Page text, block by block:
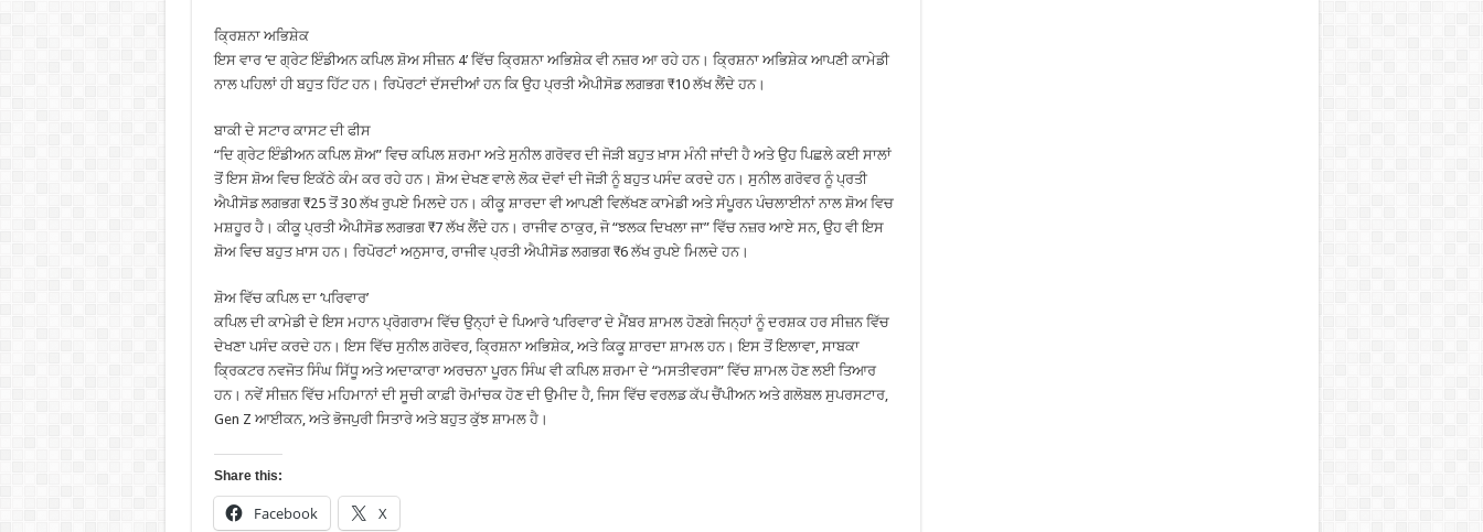
ਕ੍ਰਿਸ਼ਨਾ ਅਭਿਸ਼ੇਕ
ਇਸ ਵਾਰ ‘ਦ ਗ੍ਰੇਟ ਇੰਡੀਅਨ ਕਪਿਲ ਸ਼ੋਅ ਸੀਜ਼ਨ 4’ ਵਿੱਚ ਕ੍ਰਿਸ਼ਨਾ ਅਭਿਸ਼ੇਕ ਵੀ ਨਜ਼ਰ ਆ ਰਹੇ ਹਨ। ਕ੍ਰਿਸ਼ਨਾ ਅਭਿਸ਼ੇਕ ਆਪਣੀ ਕਾਮੇਡੀ
ਨਾਲ ਪਹਿਲਾਂ ਹੀ ਬਹੁਤ ਹਿੱਟ ਹਨ। ਰਿਪੋਰਟਾਂ ਦੱਸਦੀਆਂ ਹਨ ਕਿ ਉਹ ਪ੍ਰਤੀ ਐਪੀਸੋਡ ਲਗਭਗ ₹10 ਲੱਖ ਲੈਂਦੇ ਹਨ।
ਬਾਕੀ ਦੇ ਸਟਾਰ ਕਾਸਟ ਦੀ ਫੀਸ
“ਦਿ ਗ੍ਰੇਟ ਇੰਡੀਅਨ ਕਪਿਲ ਸ਼ੋਅ” ਵਿਚ ਕਪਿਲ ਸ਼ਰਮਾ ਅਤੇ ਸੁਨੀਲ ਗਰੋਵਰ ਦੀ ਜੋੜੀ ਬਹੁਤ ਖ਼ਾਸ ਮੰਨੀ ਜਾਂਦੀ ਹੈ ਅਤੇ ਉਹ ਪਿਛਲੇ ਕਈ ਸਾਲਾਂ
ਤੋਂ ਇਸ ਸ਼ੋਅ ਵਿਚ ਇਕੱਠੇ ਕੰਮ ਕਰ ਰਹੇ ਹਨ। ਸ਼ੋਅ ਦੇਖਣ ਵਾਲੇ ਲੋਕ ਦੋਵਾਂ ਦੀ ਜੋੜੀ ਨੂੰ ਬਹੁਤ ਪਸੰਦ ਕਰਦੇ ਹਨ। ਸੁਨੀਲ ਗਰੋਵਰ ਨੂੰ ਪ੍ਰਤੀ
ਐਪੀਸੋਡ ਲਗਭਗ ₹25 ਤੋਂ 30 ਲੱਖ ਰੁਪਏ ਮਿਲਦੇ ਹਨ। ਕੀਕੂ ਸ਼ਾਰਦਾ ਵੀ ਆਪਣੀ ਵਿਲੱਖਣ ਕਾਮੇਡੀ ਅਤੇ ਸੰਪੂਰਨ ਪੰਚਲਾਈਨਾਂ ਨਾਲ ਸ਼ੋਅ ਵਿਚ
ਮਸ਼ਹੂਰ ਹੈ। ਕੀਕੂ ਪ੍ਰਤੀ ਐਪੀਸੋਡ ਲਗਭਗ ₹7 ਲੱਖ ਲੈਂਦੇ ਹਨ। ਰਾਜੀਵ ਠਾਕੁਰ, ਜੋ “ਝਲਕ ਦਿਖਲਾ ਜਾ” ਵਿੱਚ ਨਜ਼ਰ ਆਏ ਸਨ, ਉਹ ਵੀ ਇਸ
ਸ਼ੋਅ ਵਿਚ ਬਹੁਤ ਖ਼ਾਸ ਹਨ। ਰਿਪੋਰਟਾਂ ਅਨੁਸਾਰ, ਰਾਜੀਵ ਪ੍ਰਤੀ ਐਪੀਸੋਡ ਲਗਭਗ ₹6 ਲੱਖ ਰੁਪਏ ਮਿਲਦੇ ਹਨ।
ਸ਼ੋਅ ਵਿੱਚ ਕਪਿਲ ਦਾ ‘ਪਰਿਵਾਰ’
ਕਪਿਲ ਦੀ ਕਾਮੇਡੀ ਦੇ ਇਸ ਮਹਾਨ ਪ੍ਰੋਗਰਾਮ ਵਿੱਚ ਉਨ੍ਹਾਂ ਦੇ ਪਿਆਰੇ ‘ਪਰਿਵਾਰ’ ਦੇ ਮੈਂਬਰ ਸ਼ਾਮਲ ਹੋਣਗੇ ਜਿਨ੍ਹਾਂ ਨੂੰ ਦਰਸ਼ਕ ਹਰ ਸੀਜ਼ਨ ਵਿੱਚ
ਦੇਖਣਾ ਪਸੰਦ ਕਰਦੇ ਹਨ। ਇਸ ਵਿੱਚ ਸੁਨੀਲ ਗਰੋਵਰ, ਕ੍ਰਿਸ਼ਨਾ ਅਭਿਸ਼ੇਕ, ਅਤੇ ਕਿਕੂ ਸ਼ਾਰਦਾ ਸ਼ਾਮਲ ਹਨ। ਇਸ ਤੋਂ ਇਲਾਵਾ, ਸਾਬਕਾ
ਕ੍ਰਿਕਟਰ ਨਵਜੋਤ ਸਿੰਘ ਸਿੱਧੂ ਅਤੇ ਅਦਾਕਾਰਾ ਅਰਚਨਾ ਪੂਰਨ ਸਿੰਘ ਵੀ ਕਪਿਲ ਸ਼ਰਮਾ ਦੇ “ਮਸਤੀਵਰਸ” ਵਿੱਚ ਸ਼ਾਮਲ ਹੋਣ ਲਈ ਤਿਆਰ
ਹਨ। ਨਵੇਂ ਸੀਜ਼ਨ ਵਿੱਚ ਮਹਿਮਾਨਾਂ ਦੀ ਸੂਚੀ ਕਾਫ਼ੀ ਰੋਮਾਂਚਕ ਹੋਣ ਦੀ ਉਮੀਦ ਹੈ, ਜਿਸ ਵਿੱਚ ਵਰਲਡ ਕੱਪ ਚੈਂਪੀਅਨ ਅਤੇ ਗਲੋਬਲ ਸੁਪਰਸਟਾਰ,
Gen Z ਆਈਕਨ, ਅਤੇ ਭੋਜਪੁਰੀ ਸਿਤਾਰੇ ਅਤੇ ਬਹੁਤ ਕੁੱਝ ਸ਼ਾਮਲ ਹੈ।
Share this:
Facebook X